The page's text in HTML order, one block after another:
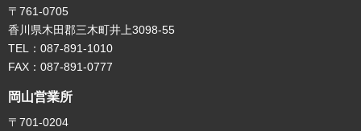
〒761-0705
香川県木田郡三木町井上3098-55
TEL：087-891-1010
FAX：087-891-0777
岡山営業所
〒701-0204